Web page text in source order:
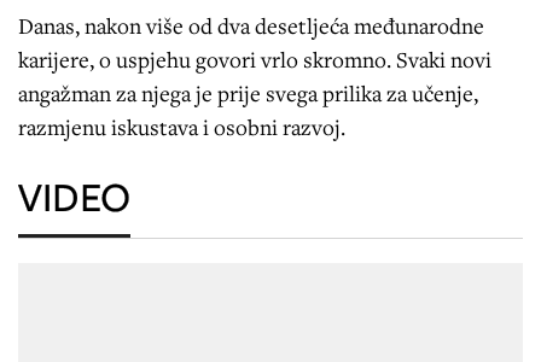
Danas, nakon više od dva desetljeća međunarodne
karijere, o uspjehu govori vrlo skromno. Svaki novi
angažman za njega je prije svega prilika za učenje,
razmjenu iskustava i osobni razvoj.
VIDEO